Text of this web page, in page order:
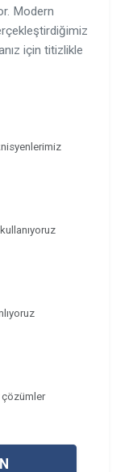
Modern
için titizlikle
çözümler